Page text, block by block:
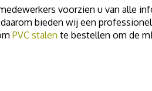
voorzien u van alle
bieden wij een
PVC stalen te bestellen om de